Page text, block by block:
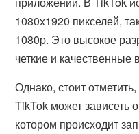
1080x1920 пикселей,
1080p. Это высокое
четкие и качественные
Однако, стоит
TikTok может зависеть
котором происходит